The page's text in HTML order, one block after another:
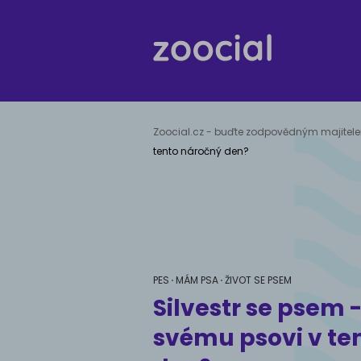
Výživové
poradenství
Pamlsky a doplňky
stravy
Výživové
poradenství
Pamlsky a doplňky
stravy
Zoocial.cz - buďte zodpovědným
tento náročný den?
PES MÁM PSA ŽIVOT SE PSEM
Silvestr se psem
svému psovi v